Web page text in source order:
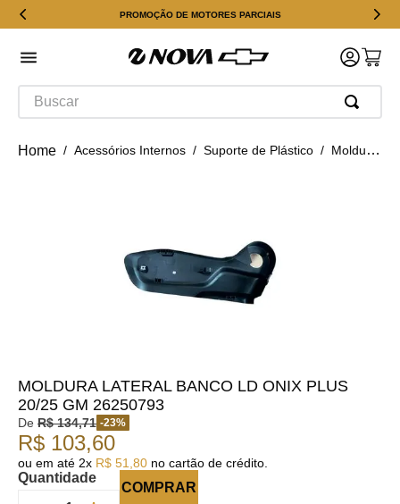
PROMOÇÃO DE MOTORES PARCIAIS
Buscar
Acessórios Internos Suporte de Plástico Moldura Lateral Banco Ld Onix Plus 20/25 Gm 26250793
MOLDURA LATERAL BANCO LD ONIX PLUS
20/25 GM 26250793
De R$ 134,71 -23%
R$ 103,60
ou em até 2x R$ 51 80 no cartão de crédito.
Quantidade
COMPRAR